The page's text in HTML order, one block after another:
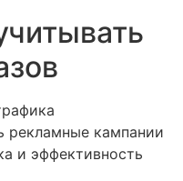
рекламные кампании
и эффективность